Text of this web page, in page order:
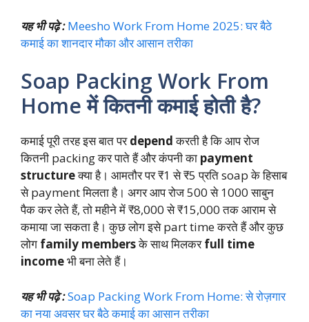
यह भी पढ़े : Meesho Work From Home 2025: घर बैठे
कमाई का शानदार मौका और आसान तरीका
Soap Packing Work From
Home में कितनी कमाई होती है?
कमाई पूरी तरह इस बात परdependकरती है कि आप रोज
कितनी packing कर पाते हैं और कंपनी का payment
structureक्या है। आमतौर पर ₹1 से ₹5 प्रति soap के हिसाब
से payment मिलता है। अगर आप रोज 500 से 1000 साबुन
पैक कर लेते हैं, तो महीने में ₹8,000 से ₹15,000 तक आराम से
कमाया जा सकता है। कुछ लोग इसे part time करते हैं और कुछ
लोग family membersके साथ मिलकरfull time
incomeभी बना लेते हैं।
यह भी पढ़े :Soap Packing Work From Home: से रोज़गार
का नया अवसर घर बैठे कमाई का आसान तरीका